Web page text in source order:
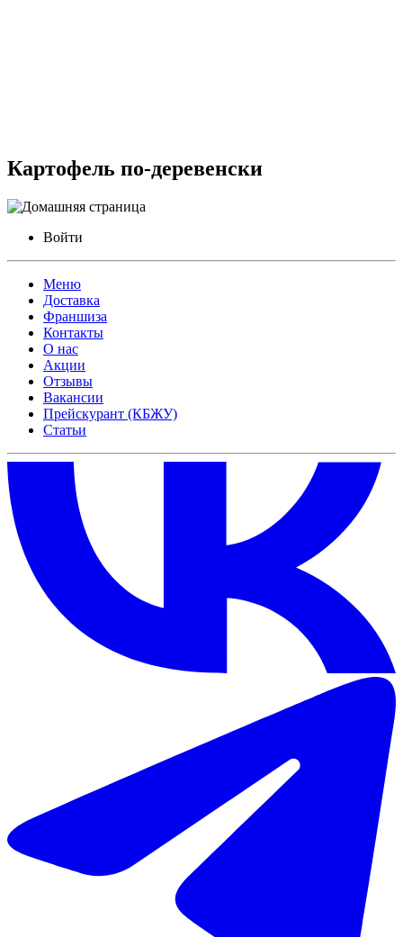
Картофель по-деревенски
Войти
Меню
Доставка
Франшиза
Контакты
О нас
Акции
Отзывы
Вакансии
Прейскурант (КБЖУ)
Статьи